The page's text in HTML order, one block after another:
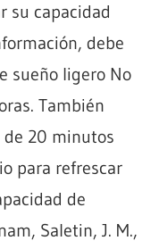
su capacidad
debe
sueño ligero No
También
20 minutos
para refrescar
de
Saletin, J. M.,